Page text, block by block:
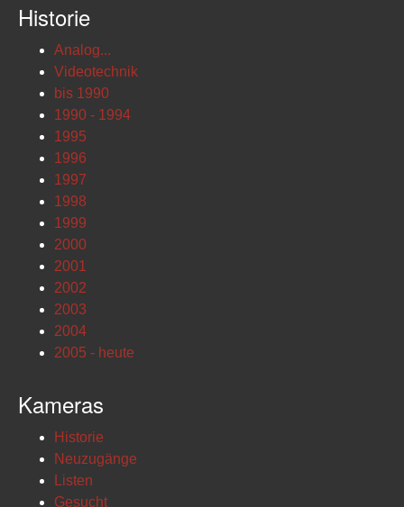
Historie
Analog...
Videotechnik
bis 1990
1990 - 1994
1995
1996
1997
1998
1999
2000
2001
2002
2003
2004
2005 - heute
Kameras
Historie
Neuzugänge
Listen
Gesucht